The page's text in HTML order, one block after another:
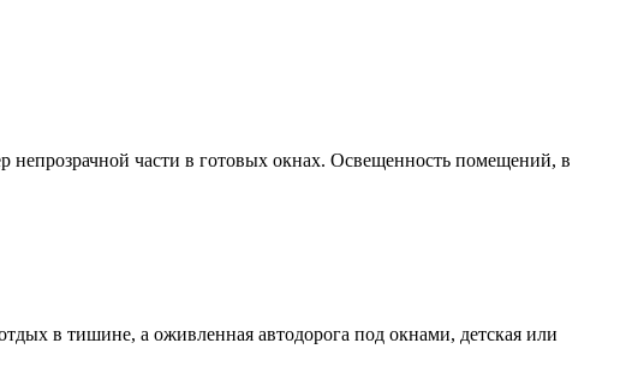
непрозрачной части в готовых окнах. Освещенность помещений, в
в тишине, а оживленная автодорога под окнами, детская или